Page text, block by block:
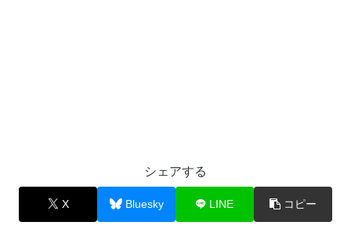
シェアする
X Bluesky LINE コピー